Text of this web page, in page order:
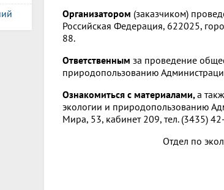
Организатором (заказчиком)
Российская Федерация, 622025,
88.
Ответственным за проведение
природопользованию
Ознакомиться с материалами,а
экологии и природопользованию
Мира, 53, кабинет 209, тел. (3435)
Отдел по